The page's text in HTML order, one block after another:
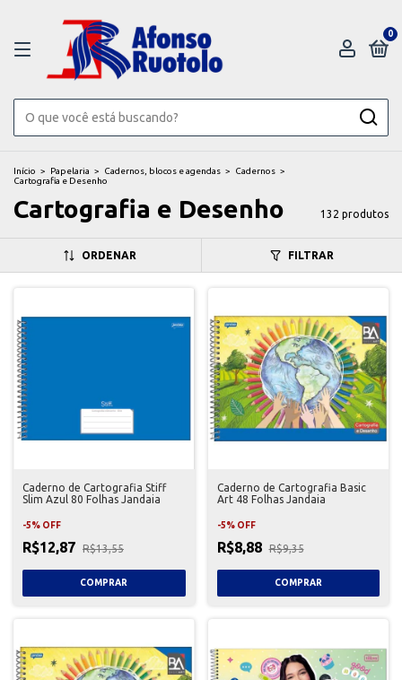
0
Início > Papelaria > Cadernos, blocos e agendas > Cadernos >
Cartografia e Desenho
Cartografia e Desenho 132 produtos
ORDENAR FILTRAR
Caderno de Cartografia Stiff
Slim Azul 80 Folhas Jandaia
-5% OFF
R$12,87 R$13,55
Caderno de Cartografia Basic
Art 48 Folhas Jandaia
-5% OFF
R$8,88 R$9,35